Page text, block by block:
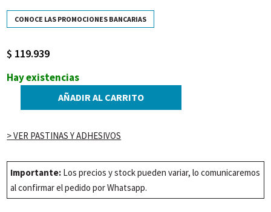
CONOCE LAS PROMOCIONES BANCARIAS
$ 119.939
Hay existencias
MARBLE
COMP
CALAC
AÑADIR AL CARRITO
> VER PASTINAS Y ADHESIVOS
Importante: Los precios y stock pueden variar, lo comunicaremos
al confirmar el pedido por Whatsapp.